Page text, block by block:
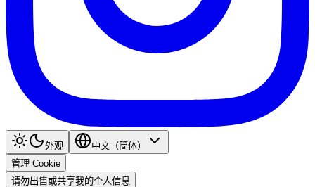
外观
中文（简体）
管理 Cookie
请勿出售或共享我的个人信息